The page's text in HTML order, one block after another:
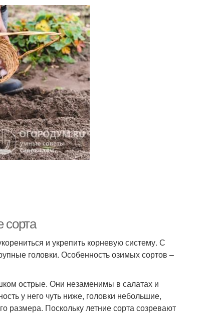
сорта
и укрепить корневую систему. С
головки. Особенность озимых сортов –
острые. Они незаменимы в салатах и
у него чуть ниже, головки небольшие,
размера. Поскольку летние сорта созревают